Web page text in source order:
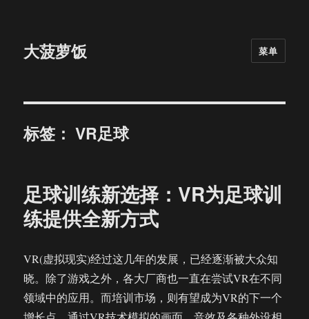
大菠萝饭 菜单
标签：VR足球
足球训练新选择：VR为足球训
练提供全新方式
VR(虚拟现实)经过这几年的发展，已经逐渐被大众知
晓。除了游戏之外，各大厂商也一直在尝试VR在不同
领域中的应用。而培训市场，则有望成为VR的下一个